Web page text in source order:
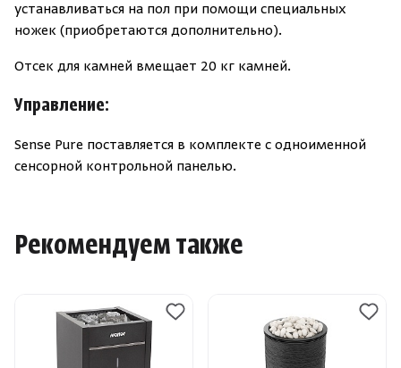
устанавливаться на пол при помощи специальных
ножек (приобретаются дополнительно).
Отсек для камней вмещает 20 кг камней.
Управление:
Sense Pure поставляется в комплекте с одноименной
сенсорной контрольной панелью.
Рекомендуем также